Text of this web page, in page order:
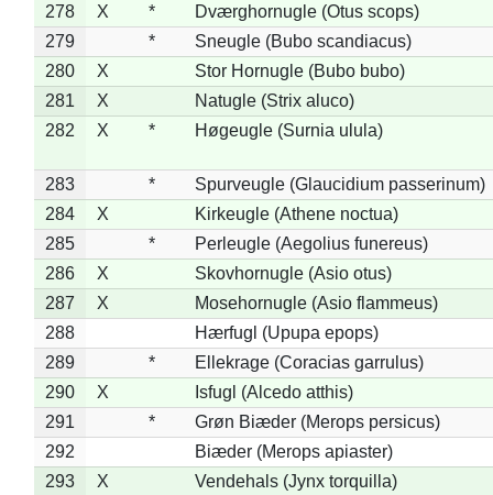
278
X *
Dværghornugle (Otus scops)
279
*
Sneugle (Bubo scandiacus)
280
X
Stor Hornugle (Bubo bubo)
281
X
Natugle (Strix aluco)
282
X * Høgeugle (Surnia ulula)
283 *
Spurveugle (Glaucidium passerinum)
284
X
Kirkeugle (Athene noctua)
285
*
Perleugle (Aegolius funereus)
286
X
Skovhornugle (Asio otus)
287
X
Mosehornugle (Asio flammeus)
288
Hærfugl (Upupa epops)
289
*
Ellekrage (Coracias garrulus)
290
X
Isfugl (Alcedo atthis)
291
*
Grøn Biæder (Merops persicus)
292
Biæder (Merops apiaster)
293
X
Vendehals (Jynx torquilla)